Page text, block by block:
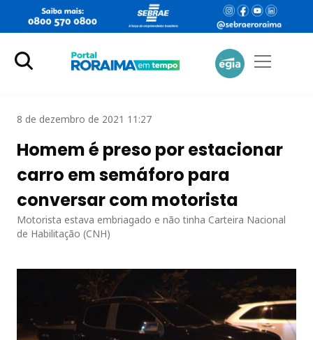
8 de dezembro de 2021 11:27
Homem é preso por estacionar
carro em semáforo para
conversar com motorista
Motorista estava embriagado e não tinha Carteira Nacional
de Habilitação (CNH)